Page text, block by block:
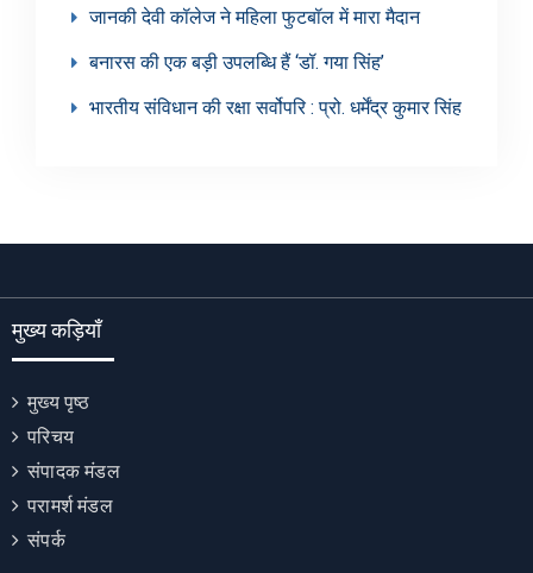
जानकी देवी कॉलेज ने महिला फुटबॉल में मारा मैदान
बनारस की एक बड़ी उपलब्धि हैं ‘डॉ. गया सिंह’
भारतीय संविधान की रक्षा सर्वोपरि : प्रो. धर्मेंद्र कुमार सिंह
मुख्य कड़ियाँ
मुख्य पृष्ठ
परिचय
संपादक मंडल
परामर्श मंडल
संपर्क